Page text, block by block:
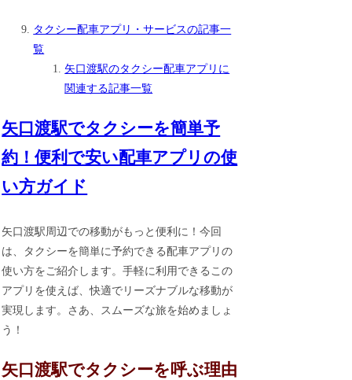
タクシー配車アプリ・サービスの記事一
覧
矢口渡駅のタクシー配車アプリに
関連する記事一覧
矢口渡駅でタクシーを簡単予
約！便利で安い配車アプリの使
い方ガイド
矢口渡駅周辺での移動がもっと便利に！今回
は、タクシーを簡単に予約できる配車アプリの
使い方をご紹介します。手軽に利用できるこの
アプリを使えば、快適でリーズナブルな移動が
実現します。さあ、スムーズな旅を始めましょ
う！
矢口渡駅でタクシーを呼ぶ理由